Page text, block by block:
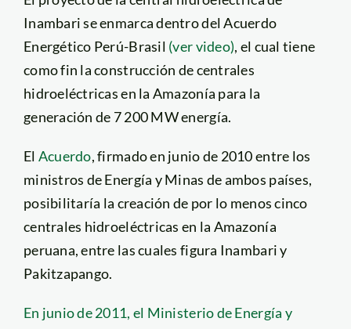
Inambari se enmarca dentro del Acuerdo
Energético Perú-Brasil (ver video), el cual tiene
como fin la construcción de centrales
hidroeléctricas en la Amazonía para la
generación de 7 200 MW energía.
El Acuerdo, firmado en junio de 2010 entre los
ministros de Energía y Minas de ambos países,
posibilitaría la creación de por lo menos cinco
centrales hidroeléctricas en la Amazonía
peruana, entre las cuales figura Inambari y
Pakitzapango.
En junio de 2011, el Ministerio de Energía y